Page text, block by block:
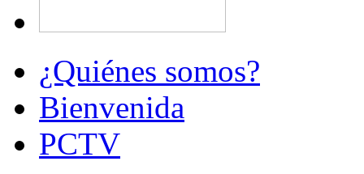
¿Quiénes somos?
Bienvenida
PCTV